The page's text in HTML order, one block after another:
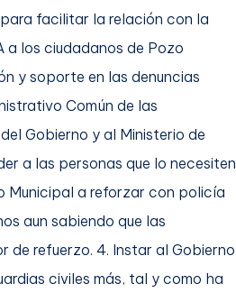
facilitar la relación con la
los ciudadanos de Pozo
y soporte en las denuncias
Común de las
Gobierno y al Ministerio de
a las personas que lo necesiten
Municipal a reforzar con policía
aun sabiendo que las
de refuerzo. 4. Instar al Gobierno
civiles más, tal y como ha